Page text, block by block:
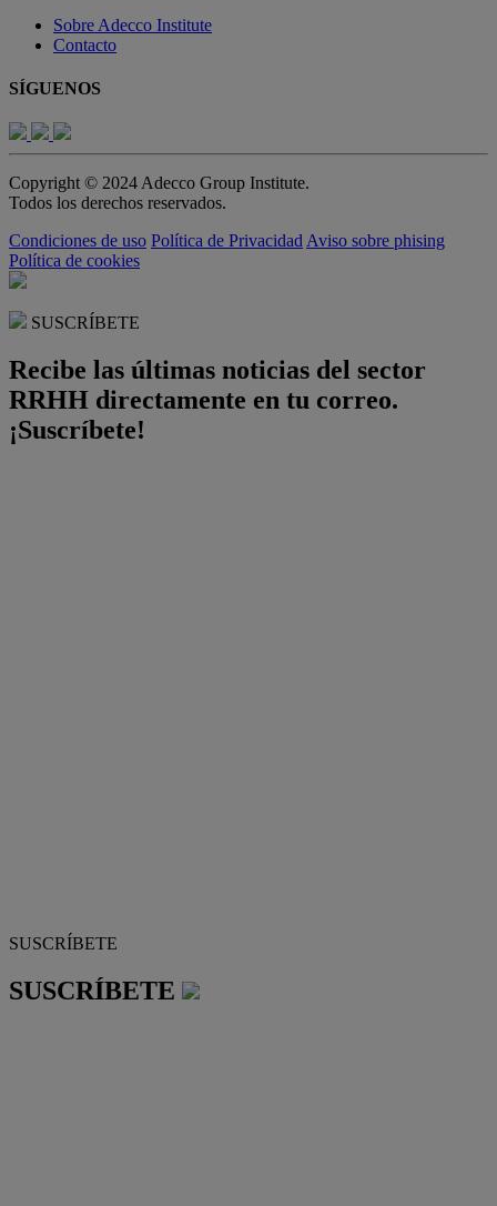
Sobre Adecco Institute
Contacto
SÍGUENOS
Copyright © 2024 Adecco Group Institute.
Todos los derechos reservados.
Condiciones de uso Política de Privacidad Aviso sobre phising
Política de cookies
SUSCRÍBETE
Recibe las últimas noticias del sector
RRHH directamente en tu correo.
¡Suscríbete!
SUSCRÍBETE
SUSCRÍBETE